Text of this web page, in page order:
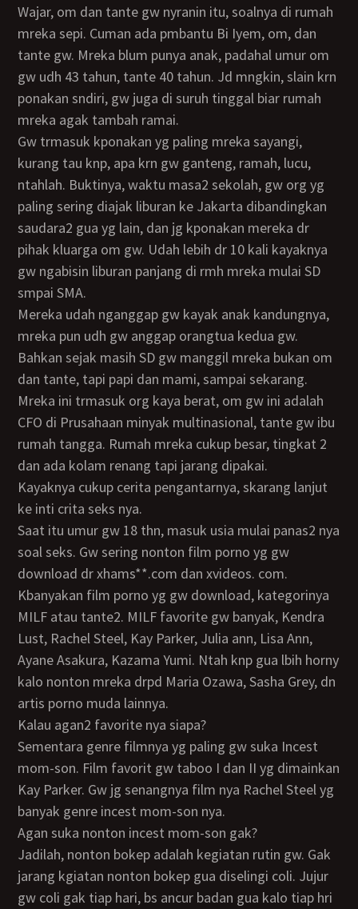
Wajar, om dan tante gw nyranin itu, soalnya di rumah
mreka sepi. Cuman ada pmbantu Bi Iyem, om, dan
tante gw. Mreka blum punya anak, padahal umur om
gw udh 43 tahun, tante 40 tahun. Jd mngkin, slain krn
ponakan sndiri, gw juga di suruh tinggal biar rumah
mreka agak tambah ramai.
Gw trmasuk kponakan yg paling mreka sayangi,
kurang tau knp, apa krn gw ganteng, ramah, lucu,
ntahlah. Buktinya, waktu masa2 sekolah, gw org yg
paling sering diajak liburan ke Jakarta dibandingkan
saudara2 gua yg lain, dan jg kponakan mereka dr
pihak kluarga om gw. Udah lebih dr 10 kali kayaknya
gw ngabisin liburan panjang di rmh mreka mulai SD
smpai SMA.
Mereka udah nganggap gw kayak anak kandungnya,
mreka pun udh gw anggap orangtua kedua gw.
Bahkan sejak masih SD gw manggil mreka bukan om
dan tante, tapi papi dan mami, sampai sekarang.
Mreka ini trmasuk org kaya berat, om gw ini adalah
CFO di Prusahaan minyak multinasional, tante gw ibu
rumah tangga. Rumah mreka cukup besar, tingkat 2
dan ada kolam renang tapi jarang dipakai.
Kayaknya cukup cerita pengantarnya, skarang lanjut
ke inti crita seks nya.
Saat itu umur gw 18 thn, masuk usia mulai panas2 nya
soal seks. Gw sering nonton film porno yg gw
download dr xhams**.com dan xvideos. com.
Kbanyakan film porno yg gw download, kategorinya
MILF atau tante2. MILF favorite gw banyak, Kendra
Lust, Rachel Steel, Kay Parker, Julia ann, Lisa Ann,
Ayane Asakura, Kazama Yumi. Ntah knp gua lbih horny
kalo nonton mreka drpd Maria Ozawa, Sasha Grey, dn
artis porno muda lainnya.
Kalau agan2 favorite nya siapa?
Sementara genre filmnya yg paling gw suka Incest
mom-son. Film favorit gw taboo I dan II yg dimainkan
Kay Parker. Gw jg senangnya film nya Rachel Steel yg
banyak genre incest mom-son nya.
Agan suka nonton incest mom-son gak?
Jadilah, nonton bokep adalah kegiatan rutin gw. Gak
jarang kgiatan nonton bokep gua diselingi coli. Jujur
gw coli gak tiap hari, bs ancur badan gua kalo tiap hri